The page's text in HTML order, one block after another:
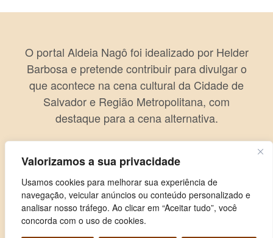
Valorizamos a sua privacidade
Usamos cookies para melhorar sua experiência de
navegação, veicular anúncios ou conteúdo personalizado e
analisar nosso tráfego. Ao clicar em “Aceitar tudo”, você
concorda com o uso de cookies.
O portal Aldeia Nagô foi idealizado por Helder
Barbosa e pretende contribuir para divulgar o
que acontece na cena cultural da Cidade de
Salvador e Região Metropolitana, com
destaque para a cena alternativa.